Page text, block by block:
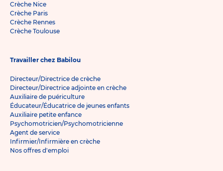
Crèche Nice
Crèche Paris
Crèche Rennes
Crèche Toulouse
Travailler chez Babilou
Directeur/Directrice de crèche
Directeur/Directrice adjointe en crèche
Auxiliaire de puériculture
Éducateur/Éducatrice de jeunes enfants
Auxiliaire petite enfance
Psychomotricien/Psychomotricienne
Agent de service
Infirmier/Infirmière en crèche
Nos offres d'emploi